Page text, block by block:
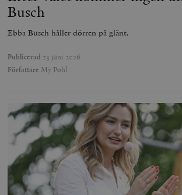
Busch
Ebba Busch håller dörren på glänt.
Publicerad 23 juni 2026
Författare My Pohl